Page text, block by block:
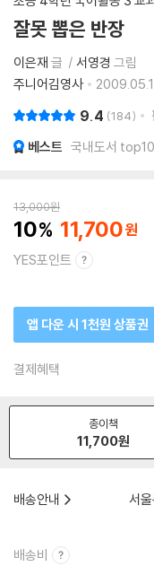
잘못 뽑은 반장
이은재 글 서영경 그림
주니어김영사
9.4 184
베스트 국내도서
13,000원
10 11,700
YES포인트
앱 다운 시 1천원 상품권
결제혜택
종이책
11,700원
배송안내
서
배송비